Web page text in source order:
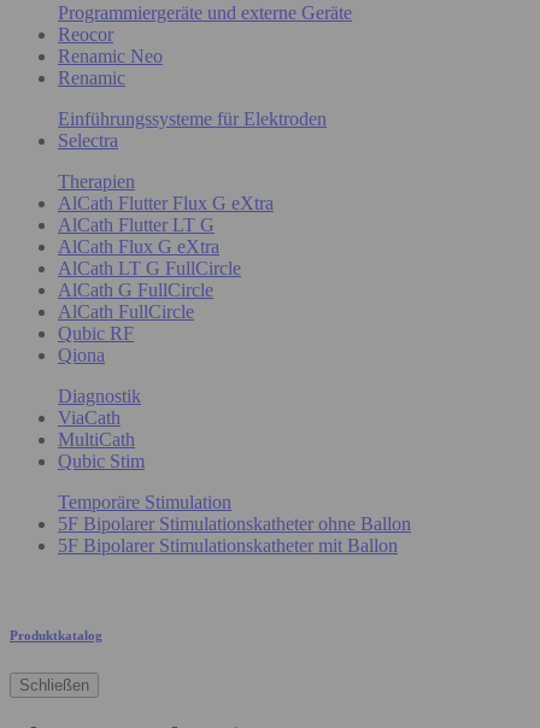
Programmiergeräte und externe Geräte
Reocor
Renamic Neo
Renamic
Einführungssysteme für Elektroden
Selectra
Therapien
AlCath Flutter Flux G eXtra
AlCath Flutter LT G
AlCath Flux G eXtra
AlCath LT G FullCircle
AlCath G FullCircle
AlCath FullCircle
Qubic RF
Qiona
Diagnostik
ViaCath
MultiCath
Qubic Stim
Temporäre Stimulation
5F Bipolarer Stimulationskatheter ohne Ballon
5F Bipolarer Stimulationskatheter mit Ballon
Produktkatalog
Schließen